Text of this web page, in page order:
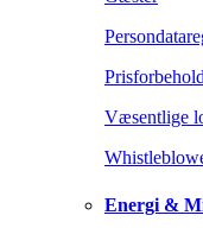
Væsentlige
Energi &